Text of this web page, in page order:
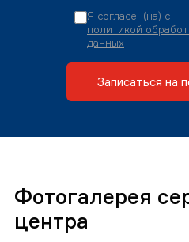
Я согласен(на) с
политикой
данных
Записаться на
Фотогалерея
центра